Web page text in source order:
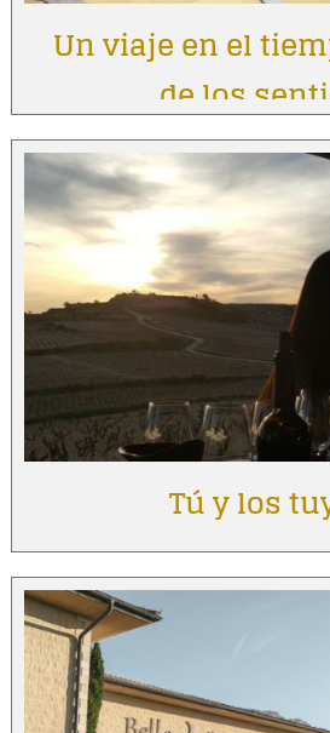
Un viaje en el
de los
Tú y los